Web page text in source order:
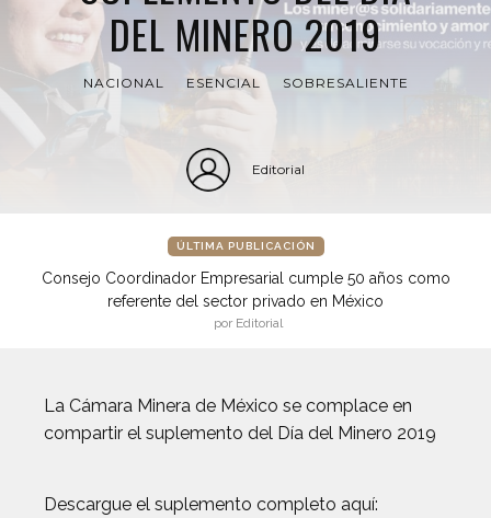
DEL MINERO 2019
NACIONAL ESENCIAL SOBRESALIENTE
Editorial
ÚLTIMA PUBLICACIÓN
Consejo Coordinador Empresarial cumple 50 años como
referente del sector privado en México
por Editorial
La Cámara Minera de México se complace en
compartir el suplemento del Día del Minero 2019
Descargue el suplemento completo aquí: